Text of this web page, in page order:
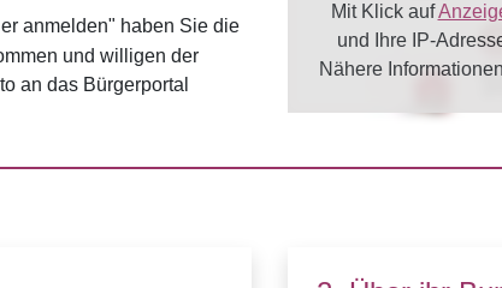
anmelden" haben Sie die
und willigen der
an das Bürgerportal
Mit Klick auf
und Ihre IP-
Nähere